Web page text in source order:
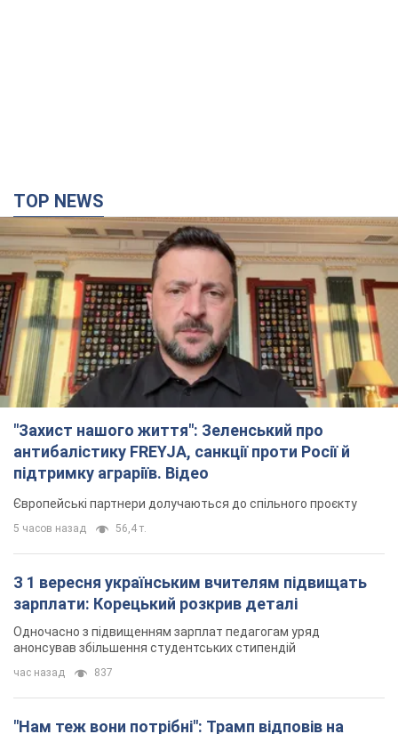
TOP NEWS
"Захист нашого життя": Зеленський про
антибалістику FREYJA, санкції проти Росії й
підтримку аграріїв. Відео
Європейські партнери долучаються до спільного проєкту
5 часов назад 56,4 т.
З 1 вересня українським вчителям підвищать
зарплати: Корецький розкрив деталі
Одночасно з підвищенням зарплат педагогам уряд
анонсував збільшення студентських стипендій
час назад 837
"Нам теж вони потрібні": Трамп відповів на